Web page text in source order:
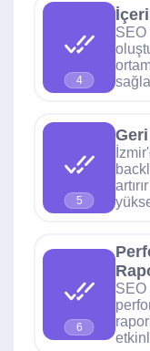
4
SEO
5
6
SEO